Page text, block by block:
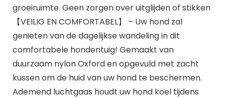
groeiruimte. Geen zorgen over uitglijden of stikken
【VEILIG EN COMFORTABEL】 – Uw hond zal
genieten van de dagelijkse wandeling in dit
comfortabele hondentuig! Gemaakt van
duurzaam nylon Oxford en opgevuld met zacht
kussen om de huid van uw hond te beschermen.
Ademend luchtgaas houdt uw hond koel tijdens